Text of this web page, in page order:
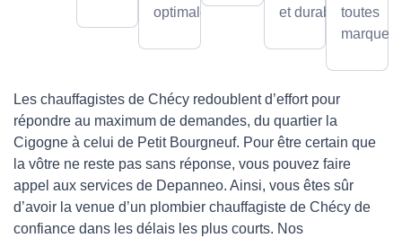
optimale.
et durable.toutes
marques.
Les chauffagistes de Chécy redoublent d’effort pour
répondre au maximum de demandes, du quartier la
Cigogne à celui de Petit Bourgneuf. Pour être certain que
la vôtre ne reste pas sans réponse, vous pouvez faire
appel aux services de Depanneo. Ainsi, vous êtes sûr
d’avoir la venue d’un plombier chauffagiste de Chécy de
confiance dans les délais les plus courts. Nos